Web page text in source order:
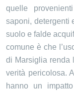
quelle
saponi, detergenti
suolo e falde
comune è che
di Marsiglia renda
verità pericolosa.
hanno un